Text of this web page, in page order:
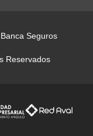
Seguros
Reservados